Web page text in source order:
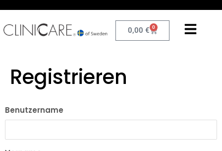
0,00 € 0
Registrieren
Benutzername